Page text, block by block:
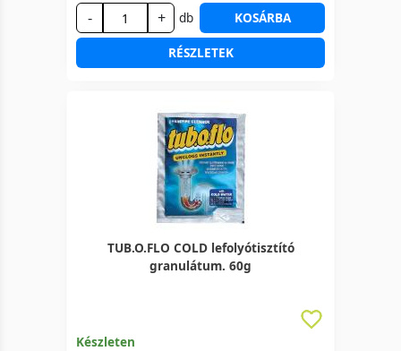
- + db KOSÁRBA
RÉSZLETEK
TUB.O.FLO COLD lefolyótisztító
granulátum. 60g
Készleten